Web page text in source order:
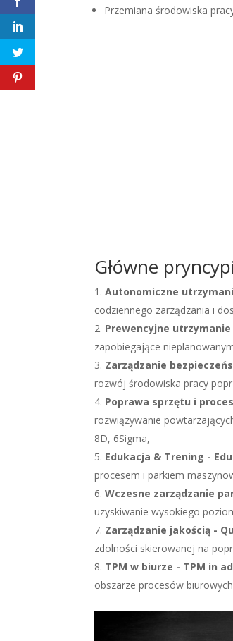
Przemiana środowiska
Główne
Autonomiczne
codziennego zarządzania i
Prewencyjne
zapobiegające
Zarządzanie
rozwój środowiska pracy
Poprawa sprzętu i
rozwiązywanie
8D, 6Sigma,
Edukacja & Trening -
procesem i parkiem
Wczesne zarządzanie
uzyskiwanie wysokiego
Zarządzanie jakością -
zdolności skierowanej na
TPM w biurze - TPM in
obszarze procesów